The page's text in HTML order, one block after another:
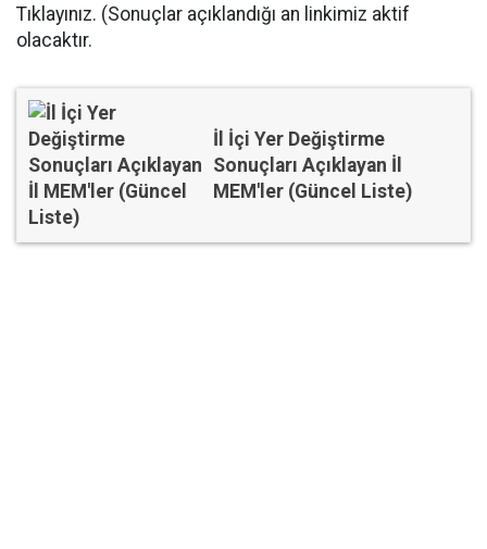
Tıklayınız. (Sonuçlar açıklandığı an linkimiz aktif
olacaktır.
İl İçi Yer Değiştirme
Sonuçları Açıklayan İl
MEM'ler (Güncel Liste)